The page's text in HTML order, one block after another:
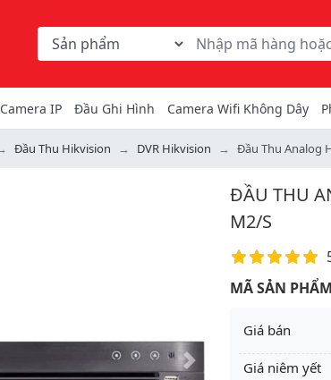
Chọn danh mục tìm kiếm
Từ khóa hoặc mã hàng
Camera IP Đầu Ghi Hình Camera Wifi Không Dây
Đầu Thu Hikvision DVR Hikvision Đầu Thu Analog
Next
ĐẦU THU
M2/S
MÃ SẢN
Giá bán
Giá niêm yết